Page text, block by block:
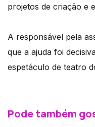
projetos de criação e
A responsável pela
que a ajuda foi
espetáculo de teatro
Pode também